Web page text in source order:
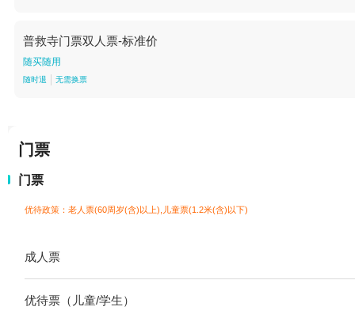
普救寺门票双人票-标准价
随买随用
随时退 无需换票
门票
门票
优待政策：老人票(60周岁(含)以上),儿童票(1.2米(含)以下)
成人票
优待票（儿童/学生）